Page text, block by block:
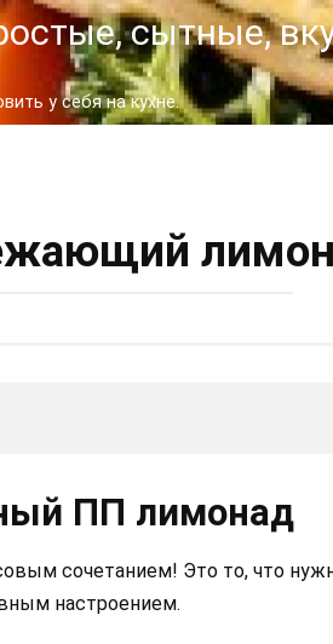
сытные,
у себя на кухне.
ПП лимонад
сочетанием! Это то, что
настроением.